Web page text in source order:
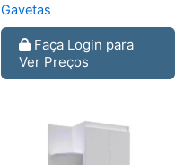
Gavetas
Faça Login para
Ver Preços